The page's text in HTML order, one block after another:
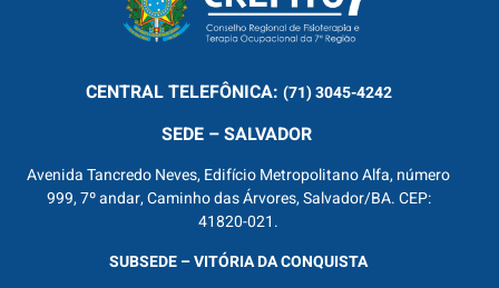
CENTRALTELEFÔNICA: (71) 3045-4242
SEDE – SALVADOR
Avenida Tancredo Neves, Edifício Metropolitano Alfa, número
999, 7º andar, Caminho das Árvores, Salvador/BA. CEP:
41820-021.
SUBSEDE – VITÓRIA DA CONQUISTA